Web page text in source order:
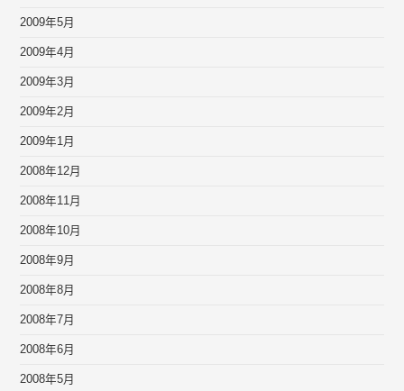
2009年5月
2009年4月
2009年3月
2009年2月
2009年1月
2008年12月
2008年11月
2008年10月
2008年9月
2008年8月
2008年7月
2008年6月
2008年5月